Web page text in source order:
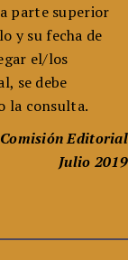
parte superior
y su fecha de
el/los
se debe
la consulta.
Comisión Editorial
Julio 2019